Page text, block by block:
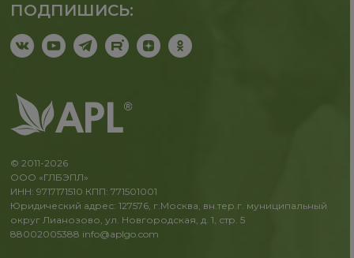
ПОДПИШИСЬ:
© 2011-2026
ООО «ГЛБЭПЛ»
ИНН: 9717171510 КПП: 771501001
Юридический адрес: 127576, г.Москва, вн.тер.г. муниципальный
округ Лианозово, ул. Новгородская, д. 1, стр. 5
88002005388 info@aplgo.com